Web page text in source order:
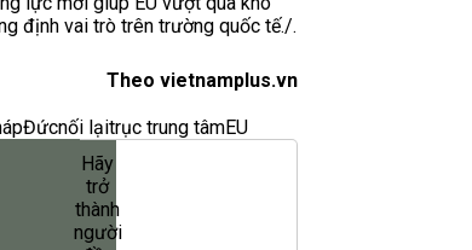
định vai trò trên trường quốc tế./.
Theo vietnamplus.vn
Đứcnối lạitrục trung tâmEU
Hãy
trở
thành
người